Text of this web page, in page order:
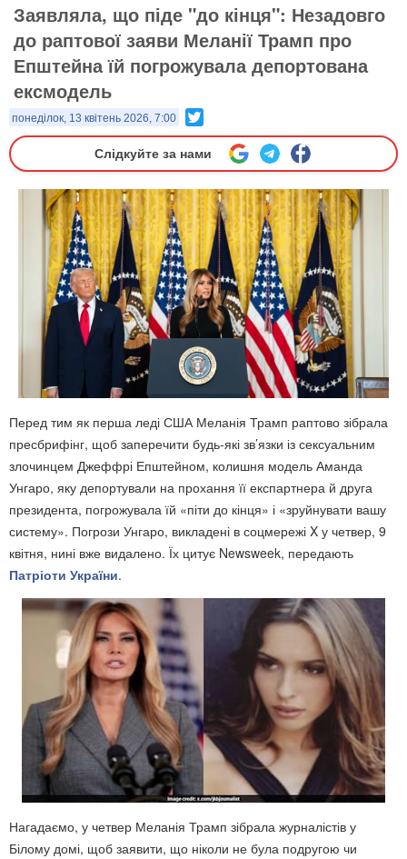
Заявляла, що піде "до кінця": Незадовго
до раптової заяви Меланії Трамп про
Епштейна їй погрожувала депортована
ексмодель
понеділок, 13 квітень 2026, 7:00
Слідкуйте за нами
Перед тим як перша леді США Меланія Трамп раптово зібрала
пресбрифінг, щоб заперечити будь-які зв’язки із сексуальним
злочинцем Джеффрі Епштейном, колишня модель Аманда
Унгаро, яку депортували на прохання її експартнера й друга
президента, погрожувала їй «піти до кінця» і «зруйнувати вашу
систему». Погрози Унгаро, викладені в соцмережі X у четвер, 9
квітня, нині вже видалено. Їх цитує Newsweek, передають
Патріоти України.
Нагадаємо, у четвер Меланія Трамп зібрала журналістів у
Білому домі, щоб заявити, що ніколи не була подругою чи